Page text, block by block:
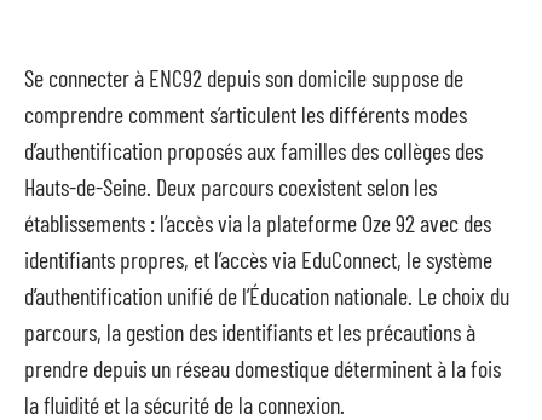
Se connecter à ENC92 depuis son domicile suppose de
comprendre comment s’articulent les différents modes
d’authentification proposés aux familles des collèges des
Hauts-de-Seine. Deux parcours coexistent selon les
établissements : l’accès via la plateforme Oze 92 avec des
identifiants propres, et l’accès via EduConnect, le système
d’authentification unifié de l’Éducation nationale. Le choix du
parcours, la gestion des identifiants et les précautions à
prendre depuis un réseau domestique déterminent à la fois
la fluidité et la sécurité de la connexion.